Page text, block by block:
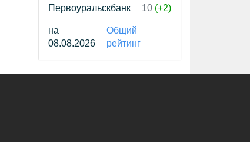
Первоуральскбанк
10 (+2)
на
08.08.2026
Общий
рейтинг